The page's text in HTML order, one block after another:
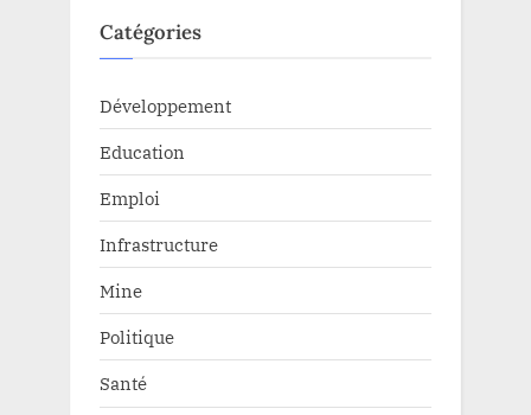
Catégories
Développement
Education
Emploi
Infrastructure
Mine
Politique
Santé